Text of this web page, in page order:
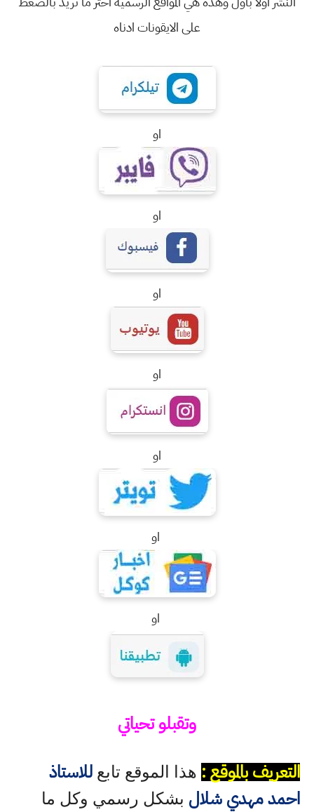
على الايقونات ادناه
او
او
او
او
او
او
او
وتقبلو تحياتي
التعريف بالموقع : هذا الموقع تابع للاستاذ
احمد مهدي شلال بشكل رسمي وكل ما